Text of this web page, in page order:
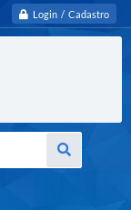
Login / Cadastro